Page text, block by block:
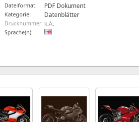
Dateiformat: PDF Dokument
Kategorie: Datenblätter
Drucknummer: k.A.
Sprache(n):